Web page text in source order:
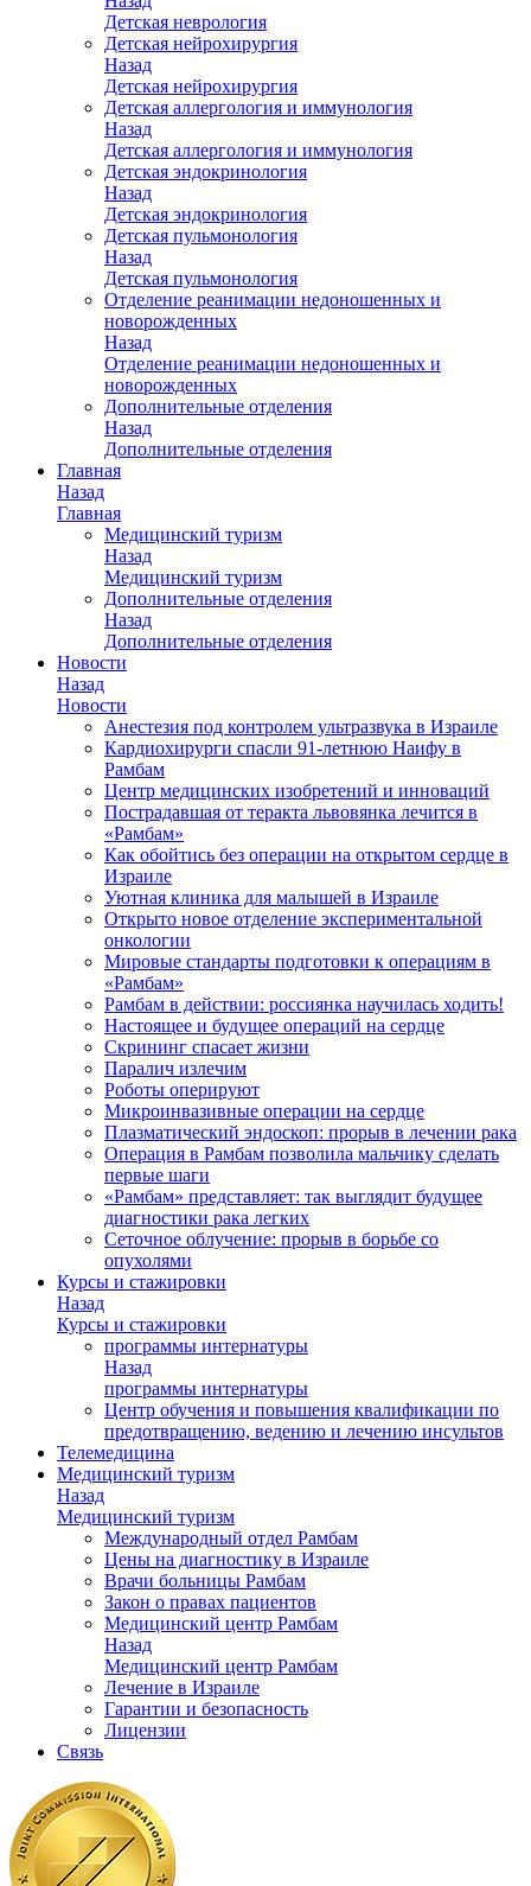
Детская неврология
Детская нейрохирургия
Назад
Детская нейрохирургия
Детская аллергология и иммунология
Назад
Детская аллергология и иммунология
Детская эндокринология
Назад
Детская эндокринология
Детская пульмонология
Назад
Детская пульмонология
Отделение реанимации недоношенных и
новорожденных
Назад
Отделение реанимации недоношенных и
новорожденных
Дополнительные отделения
Назад
Дополнительные отделения
Главная
Назад
Главная
Медицинский туризм
Назад
Медицинский туризм
Дополнительные отделения
Назад
Дополнительные отделения
Новости
Назад
Новости
Анестезия под контролем ультразвука в Израиле
Кардиохирурги спасли 91-летнюю Наифу в
Рамбам
Центр медицинских изобретений и инноваций
Пострадавшая от теракта львовянка лечится в
«Рамбам»
Как обойтись без операции на открытом сердце в
Израиле
Уютная клиника для малышей в Израиле
Открыто новое отделение экспериментальной
онкологии
Мировые стандарты подготовки к операциям в
«Рамбам»
Рамбам в действии: россиянка научилась ходить!
Настоящее и будущее операций на сердце
Скрининг спасает жизни
Паралич излечим
Роботы оперируют
Микроинвазивные операции на сердце
Плазматический эндоскоп: прорыв в лечении рака
Операция в Рамбам позволила мальчику сделать
первые шаги
«Рамбам» представляет: так выглядит будущее
диагностики рака легких
Сеточное облучение: прорыв в борьбе со
опухолями
Курсы и стажировки
Назад
Курсы и стажировки
программы интернатуры
Назад
программы интернатуры
Центр обучения и повышения квалификации по
предотвращению, ведению и лечению инсультов
Телемедицина
Медицинский туризм
Назад
Медицинский туризм
Международный отдел Рамбам
Цены на диагностику в Израиле
Врачи больницы Рамбам
Закон о правах пациентов
Медицинский центр Рамбам
Назад
Медицинский центр Рамбам
Лечение в Израиле
Гарантии и безопасность
Лицензии
Связь